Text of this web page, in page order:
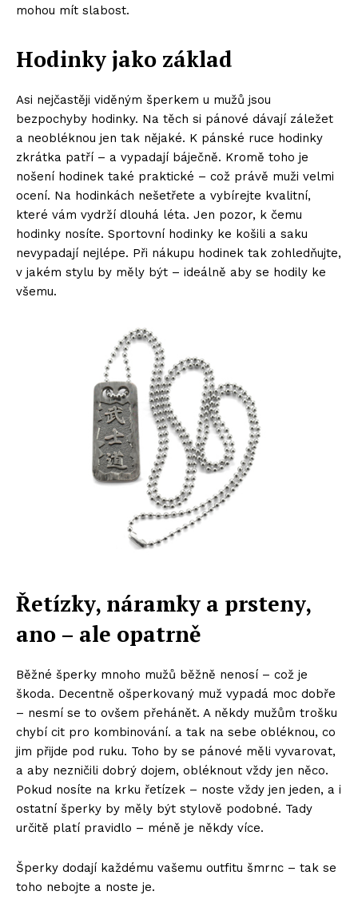
mohou mít slabost.
Hodinky jako základ
Asi nejčastěji viděným šperkem u mužů jsou
bezpochyby hodinky. Na těch si pánové dávají záležet
a neobléknou jen tak nějaké. K pánské ruce hodinky
zkrátka patří – a vypadají báječně. Kromě toho je
nošení hodinek také praktické – což právě muži velmi
ocení. Na hodinkách nešetřete a vybírejte kvalitní,
které vám vydrží dlouhá léta. Jen pozor, k čemu
hodinky nosíte. Sportovní hodinky ke košili a saku
nevypadají nejlépe. Při nákupu hodinek tak zohledňujte,
v jakém stylu by měly být – ideálně aby se hodily ke
všemu.
Řetízky, náramky a prsteny,
ano – ale opatrně
Běžné šperky mnoho mužů běžně nenosí – což je
škoda. Decentně ošperkovaný muž vypadá moc dobře
– nesmí se to ovšem přehánět. A někdy mužům trošku
chybí cit pro kombinování. a tak na sebe obléknou, co
jim přijde pod ruku. Toho by se pánové měli vyvarovat,
a aby nezničili dobrý dojem, obléknout vždy jen něco.
Pokud nosíte na krku řetízek – noste vždy jen jeden, a i
ostatní šperky by měly být stylově podobné. Tady
určitě platí pravidlo – méně je někdy více.
Šperky dodají každému vašemu outfitu šmrnc – tak se
toho nebojte a noste je.